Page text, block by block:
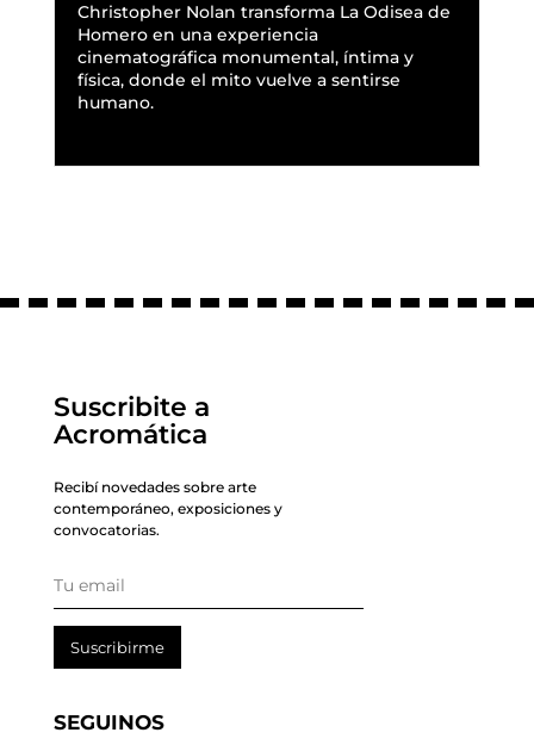
Christopher Nolan transforma La Odisea de
Homero en una experiencia
cinematográfica monumental, íntima y
física, donde el mito vuelve a sentirse
humano.
Suscribite a
Acromática
Recibí novedades sobre arte
contemporáneo, exposiciones y
convocatorias.
Suscribirme
SEGUINOS